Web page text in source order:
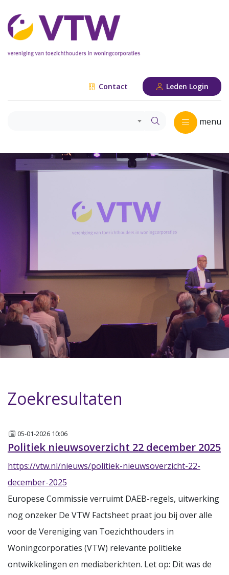
Contact Leden Login
menu
Zoekresultaten
Nieuws
05-01-2026 10:06
Politiek nieuwsoverzicht 22 december 2025
https://vtw.nl/nieuws/politiek-nieuwsoverzicht-22-
december-2025
Europese Commissie verruimt DAEB-regels, uitwerking
nog onzeker De VTW Factsheet praat jou bij over alle
voor de Vereniging van Toezichthouders in
Woningcorporaties (VTW) relevante politieke
ontwikkelingen en mediaberichten. Let op: Dit was de